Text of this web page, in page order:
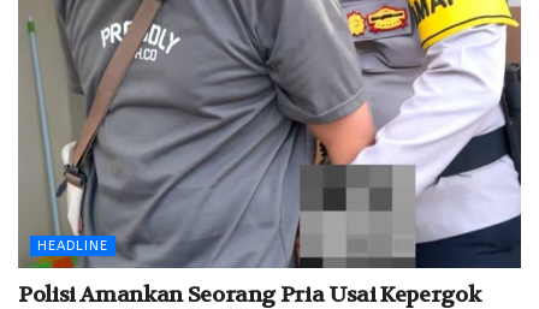
HEADLINE
Polisi Amankan Seorang Pria Usai Kepergok